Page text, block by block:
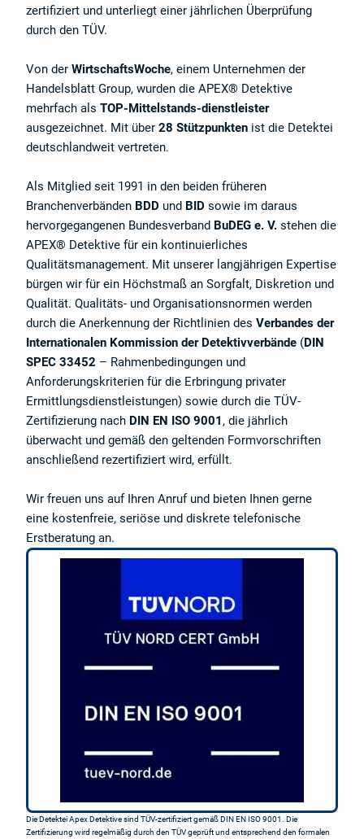
zertifiziert und unterliegt einer jährlichen Überprüfung
durch den TÜV.
Von derWirtschaftsWoche, einem Unternehmen der
Handelsblatt Group, wurden die APEX® Detektive
mehrfach alsTOP-Mittelstands-dienstleister
ausgezeichnet. Mit über28 Stützpunkten ist die Detektei
deutschlandweit vertreten.
Als Mitglied seit 1991 in den beiden früheren
Branchenverbänden BDD und BID sowie im daraus
hervorgegangenen Bundesverband BuDEG e. V. stehen die
APEX® Detektive für ein kontinuierliches
Qualitätsmanagement. Mit unserer langjährigen Expertise
bürgen wir für ein Höchstmaß an Sorgfalt, Diskretion und
Qualität. Qualitäts- und Organisationsnormen werden
durch die Anerkennung der Richtlinien desVerbandes der
Internationalen Kommission der Detektivverbände (DIN
SPEC 33452 – Rahmenbedingungen und
Anforderungskriterien für die Erbringung privater
Ermittlungsdienstleistungen) sowie durch die TÜV-
Zertifizierung nach DIN EN ISO 9001 , die jährlich
überwacht und gemäß den geltenden Formvorschriften
anschließend rezertifiziert wird, erfüllt.
Wir freuen uns auf Ihren Anruf und bieten Ihnen gerne
eine kostenfreie, seriöse und diskrete telefonische
Erstberatung an.
Die Detektei Apex Detektive sind TÜV-zertifiziert gemäß DIN EN ISO 9001. Die
Zertifizierung wird regelmäßig durch den TÜV geprüft und entsprechend den formalen